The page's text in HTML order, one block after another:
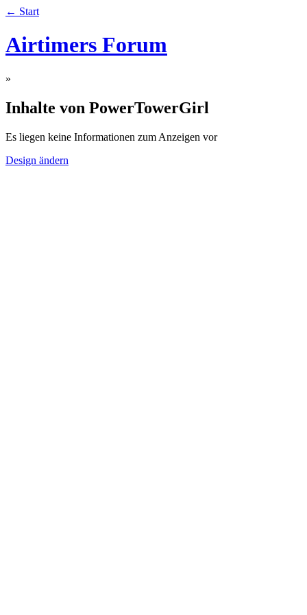
← Start
Airtimers Forum
»
Inhalte von PowerTowerGirl
Es liegen keine Informationen zum Anzeigen vor
Design ändern